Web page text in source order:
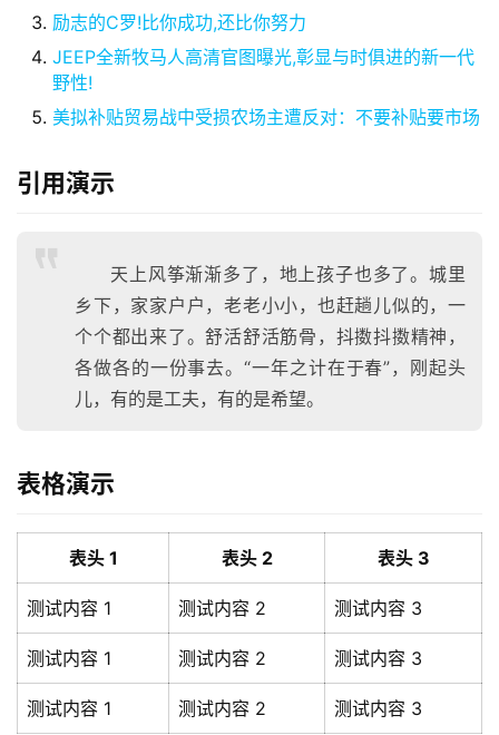
创
学
励志的C罗!比你成功,还比你努力
JEEP全新牧马人高清官图曝光,彰显与时俱进的新一代
野性!
美拟补贴贸易战中受损农场主遭反对：不要补贴要市场
引用演示
天上风筝渐渐多了，地上孩子也多了。城里
乡下，家家户户，老老小小，也赶趟儿似的，一
个个都出来了。舒活舒活筋骨，抖擞抖擞精神，
各做各的一份事去。“一年之计在于春”，刚起头
儿，有的是工夫，有的是希望。
表格演示
表头 1 表头 2 表头 3
测试内容 1 测试内容 2 测试内容 3
测试内容 1 测试内容 2 测试内容 3
测试内容 1 测试内容 2 测试内容 3